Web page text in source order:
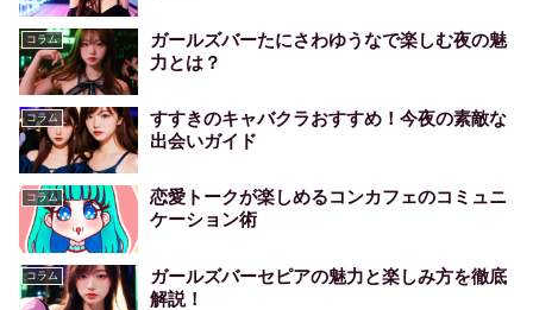
コラム
ガールズバーたにさわゆうなで楽しむ夜の魅
力とは？
コラム
すすきのキャバクラおすすめ！今夜の素敵な
出会いガイド
コラム
恋愛トークが楽しめるコンカフェのコミュニ
ケーション術
コラム
ガールズバーセピアの魅力と楽しみ方を徹底
解説！